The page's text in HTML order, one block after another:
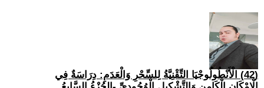
(42) الْأَنْطُولُوجْيَا التِّقْنِيَّةُ لِلسِّحْرِ وَالْعَدَمِ: دِرَاسَةٌ فِي